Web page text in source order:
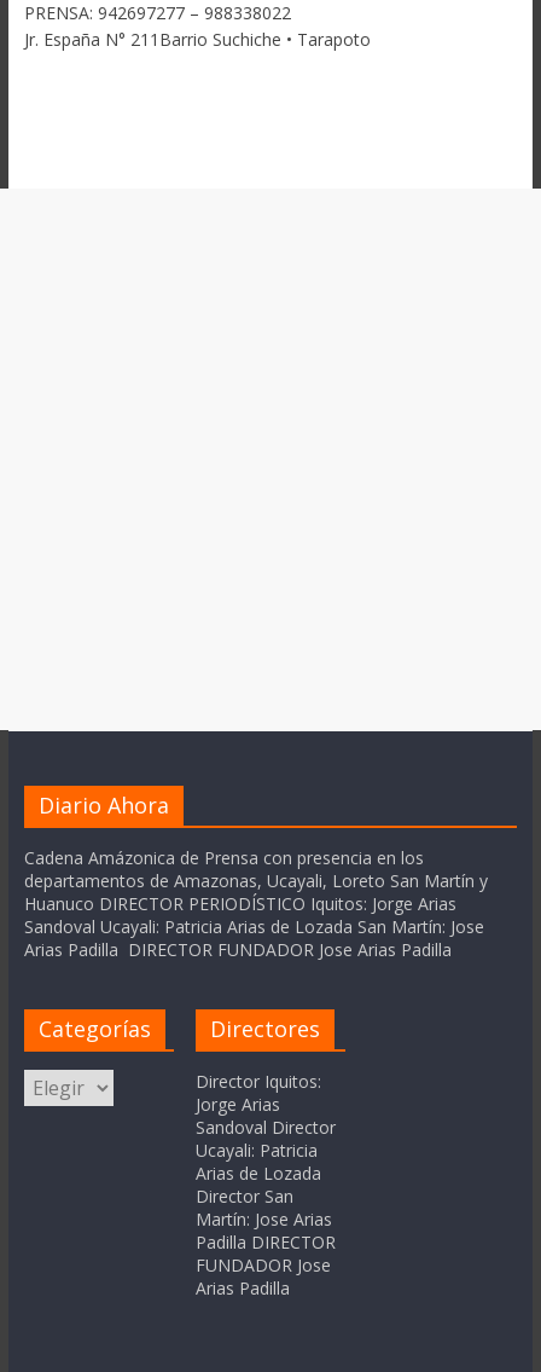
PRENSA: 942697277 – 988338022
Jr. España N° 211Barrio Suchiche • Tarapoto
Diario Ahora
Cadena Amázonica de Prensa con presencia en los
departamentos de Amazonas, Ucayali, Loreto San Martín y
Huanuco DIRECTOR PERIODÍSTICO Iquitos: Jorge Arias
Sandoval Ucayali: Patricia Arias de Lozada San Martín: Jose
Arias Padilla DIRECTOR FUNDADOR Jose Arias Padilla
Categorías
Categorías
Directores
Director Iquitos:
Jorge Arias
Sandoval Director
Ucayali: Patricia
Arias de Lozada
Director San
Martín: Jose Arias
Padilla DIRECTOR
FUNDADOR Jose
Arias Padilla